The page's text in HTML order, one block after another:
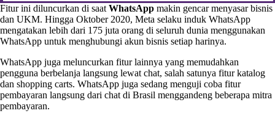
Fitur ini diluncurkan di saat WhatsApp makin gencar menyasar bisnis
dan UKM. Hingga Oktober 2020, Meta selaku induk WhatsApp
mengatakan lebih dari 175 juta orang di seluruh dunia menggunakan
WhatsApp untuk menghubungi akun bisnis setiap harinya.
WhatsApp juga meluncurkan fitur lainnya yang memudahkan
pengguna berbelanja langsung lewat chat, salah satunya fitur katalog
dan shopping carts. WhatsApp juga sedang menguji coba fitur
pembayaran langsung dari chat di Brasil menggandeng beberapa mitra
pembayaran.